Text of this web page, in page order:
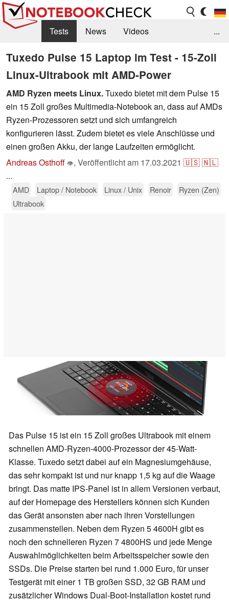
Tests News
Videos
Benchmarks & Tech
Externe Tests
Kaufberatung
Deals Suche
Jobs
Forum
...
Tuxedo Pulse 15 Laptop im Test - 15-Zoll
Linux-Ultrabook mit AMD-Power
AMD Ryzen meets Linux.Tuxedo bietet mit dem Pulse 15
ein 15 Zoll großes Multimedia-Notebook an, dass auf AMDs
Ryzen-Prozessoren setzt und sich umfangreich
konfigurieren lässt. Zudem bietet es viele Anschlüsse und
einen großen Akku, der lange Laufzeiten ermöglicht.
Andreas Osthoff 👁, Veröffentlicht am 17.03.2021 🇺🇸🇳🇱
...
AMD Laptop / Notebook Linux / Unix Renoir
Ryzen (Zen)
Ultrabook
Das Pulse 15 ist ein 15 Zoll großes Ultrabook mit einem
schnellen AMD-Ryzen-4000-Prozessor der 45-Watt-
Klasse. Tuxedo setzt dabei auf ein Magnesiumgehäuse,
das sehr kompakt ist und nur knapp 1,5 kg auf die Waage
bringt. Das matte IPS-Panel ist in allem Versionen verbaut,
auf der Homepage des Herstellers können sich Kunden
das Gerät ansonsten aber nach ihren Vorstellungen
zusammenstellen. Neben dem Ryzen 5 4600H gibt es
noch den schnelleren Ryzen 7 4800HS und jede Menge
Auswahlmöglichkeiten beim Arbeitsspeicher sowie den
SSDs. Die Preise starten bei rund 1.000 Euro, für unser
Testgerät mit einer 1 TB großen SSD, 32 GB RAM und
zusätzlicher Windows Dual-Boot-Installation kostet rund